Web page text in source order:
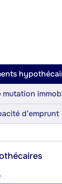
mutation
d’emprunt